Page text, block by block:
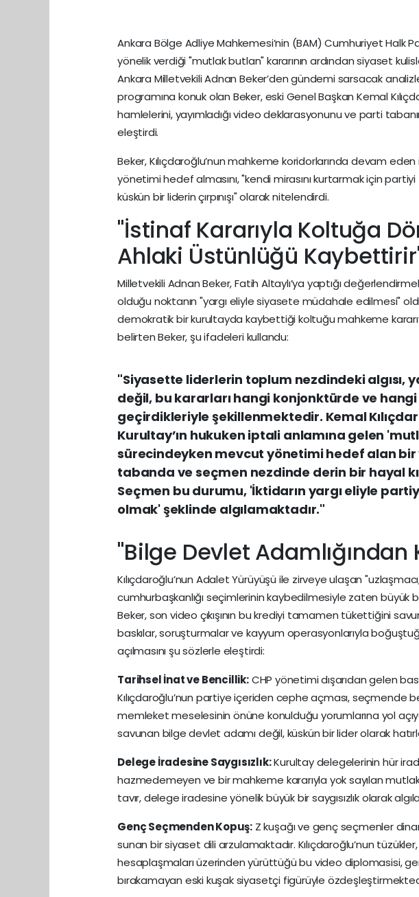
Ankara Bölge Adliye Mahkemesi’nin (BAM) Cumhuriyet Halk
yönelik verdiği "mutlak butlan" kararının ardından siyaset
Ankara Milletvekili Adnan Beker’den gündemi sarsacak
programına konuk olan Beker, eski Genel Başkan Kemal
hamlelerini, yayımladığı video deklarasyonunu ve parti
eleştirdi.
Beker, Kılıçdaroğlu’nun mahkeme koridorlarında devam
yönetimi hedef almasını, "kendi mirasını kurtarmak için
küskün bir liderin çırpınışı" olarak nitelendirdi.
"İstinaf Kararıyla Koltuğa
Ahlaki Üstünlüğü
Milletvekili Adnan Beker, Fatih Altaylı’ya yaptığı
olduğu noktanın "yargı eliyle siyasete müdahale edilmesi"
demokratik bir kurultayda kaybettiği koltuğu mahkeme
belirten Beker, şu ifadeleri kullandu:
"Siyasette liderlerin toplum nezdindeki algısı,
değil, bu kararları hangi konjonktürde ve
geçirdikleriyle şekillenmektedir. Kemal
Kurultay’ın hukuken iptali anlamına gelen
sürecindeyken mevcut yönetimi hedef alan bir
tabanda ve seçmen nezdinde derin bir hayal
Seçmen bu durumu, 'İktidarın yargı eliyle
olmak' şeklinde algılamaktadır."
"Bilge Devlet
Kılıçdaroğlu’nun Adalet Yürüyüşü ile zirveye ulaşan
cumhurbaşkanlığı seçimlerinin kaybedilmesiyle zaten büyük
Beker, son video çıkışının bu krediyi tamamen tükettiğini
baskılar, soruşturmalar ve kayyum operasyonlarıyla
açılmasını şu sözlerle eleştirdi:
Tarihsel İnat ve Bencillik:CHP yönetimi dışarıdan gelen
Kılıçdaroğlu’nun partiye içeriden cephe açması, seçmende
memleket meselesinin önüne konulduğu yorumlarına yol
savunan bilge devlet adamı değil, küskün bir lider olarak
Delege İradesine Saygısızlık:Kurultay delegelerinin hür
hazmedemeyen ve bir mahkeme kararıyla yok sayılan
tavır, delege iradesine yönelik büyük bir saygısızlık olarak
Genç Seçmenden Kopuş: Z kuşağı ve genç seçmenler
sunan bir siyaset dili arzulamaktadır. Kılıçdaroğlu’nun
hesaplaşmaları üzerinden yürüttüğü bu video diplomasisi,
bırakamayan eski kuşak siyasetçi figürüyle